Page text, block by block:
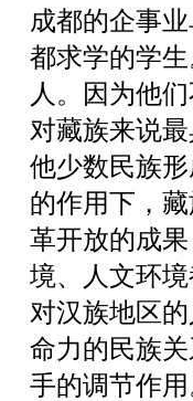
成都的企事
都求学的学
人。因为他
对藏族来说
他少数民族
的作用下，
革开放的成
境、人文环
对汉族地区
命力的民族
手的调节作